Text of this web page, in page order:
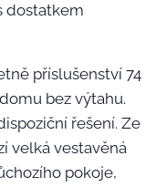
dostatkem
příslušenství 74
bez výtahu.
řešení. Ze
velká vestavěná
pokoje,